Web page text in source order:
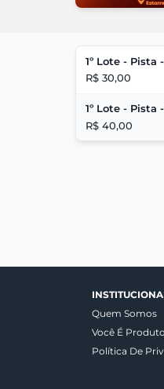
1º Lote - Pista
R$ 30,00
1º Lote - Pista
R$ 40,00
Quem Somos
Você É
Política De